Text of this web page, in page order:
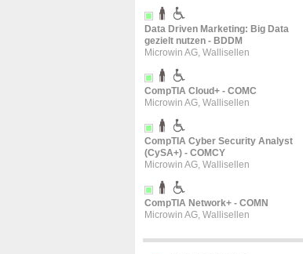
Data Driven Marketing: Big Data
gezielt nutzen - BDDM
Microwin AG, Wallisellen
CompTIA Cloud+ - COMC
Microwin AG, Wallisellen
CompTIA Cyber Security Analyst
(CySA+) - COMCY
Microwin AG, Wallisellen
CompTIA Network+ - COMN
Microwin AG, Wallisellen